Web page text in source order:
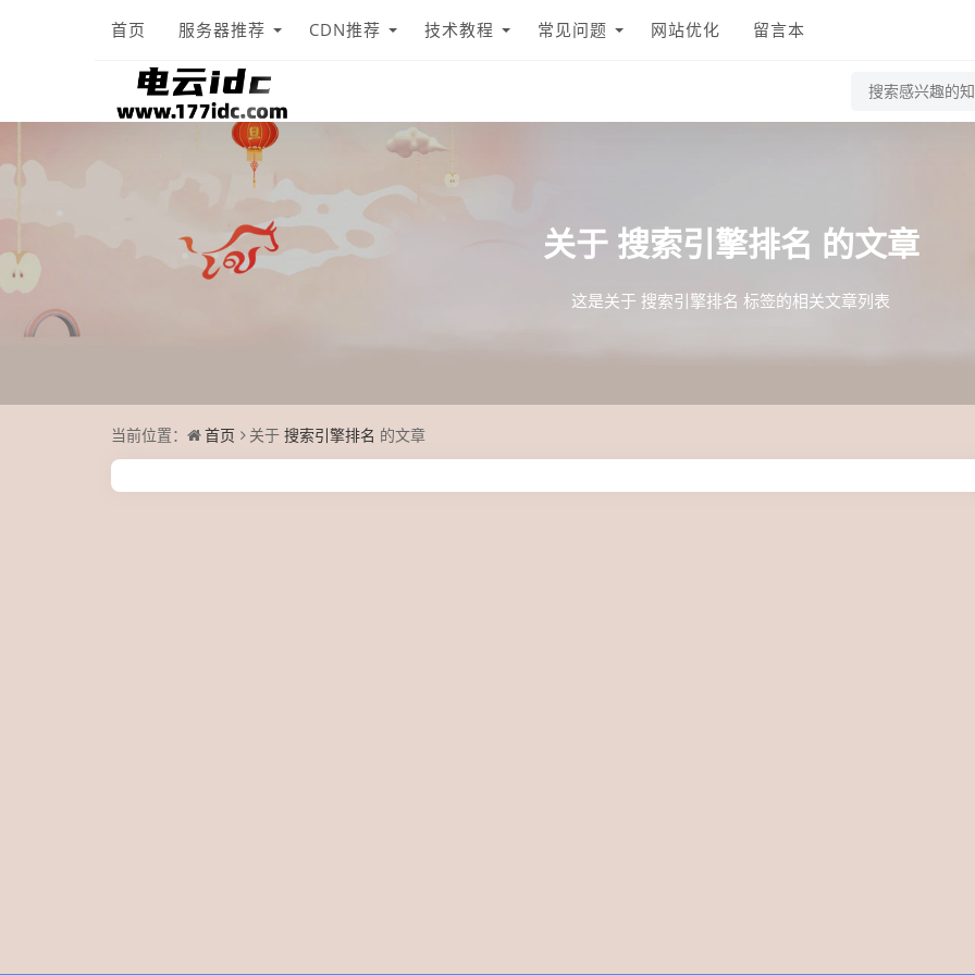
首页 服务器推荐 CDN推荐 技术教程 常见问题 网站优化 留言本
关于 搜索引擎排名 的文章
这是关于 搜索引擎排名 标签的相关文章列表
当前位置： 首页 关于 搜索引擎排名 的文章